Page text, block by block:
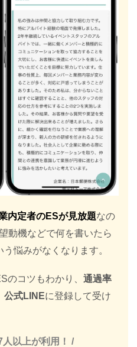
内定者のESが見放題なの
動機などで何を書いたら
悩みがなくなります。
のコツもわかり、 通過率
公式LINEに登録して受け
以上が利用！ /